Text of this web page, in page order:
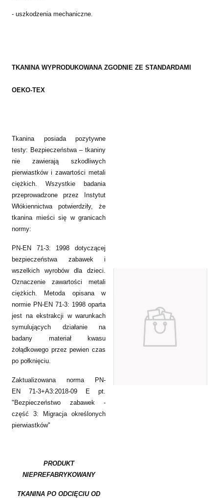
- uszkodzenia mechaniczne.
TKANINA WYPRODUKOWANA ZGODNIE ZE STANDARDAMI
OEKO-TEX
Tkanina posiada pozytywne
testy: Bezpieczeństwa – tkaniny
nie zawierają szkodliwych
pierwiastków i zawartości metali
ciężkich. Wszystkie badania
przeprowadzone przez Instytut
Włókiennictwa potwierdziły, że
tkanina mieści się w granicach
normy:
PN-EN 71-3: 1998 dotyczącej
bezpieczeństwa zabawek i
wszelkich wyrobów dla dzieci.
Oznaczenie zawartości metali
ciężkich. Metoda opisana w
normie PN-EN 71-3: 1998 oparta
jest na ekstrakcji w warunkach
symulujących działanie na
badany materiał kwasu
żołądkowego przez pewien czas
po połknięciu.
Zaktualizowana norma PN-
EN 71-3+A3:2018-09 E pt.
"Bezpieczeństwo zabawek -
część 3: Migracja określonych
pierwiastków"
PRODUKT
NIEPREFABRYKOWANY
TKANINA PO ODCIĘCIU OD